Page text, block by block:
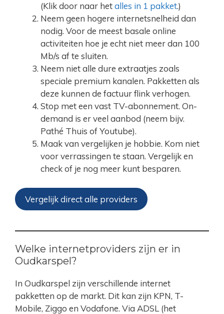
(Klik door naar hetalles in 1 pakket.)
Neem geen hogere internetsnelheid dan
nodig. Voor de meest basale online
activiteiten hoe je echt niet meer dan 100
Mb/s af te sluiten.
Neem niet alle dure extraatjes zoals
speciale premium kanalen. Pakketten als
deze kunnen de factuur flink verhogen.
Stop met een vast TV-abonnement. On-
demand is er veel aanbod (neem bijv.
Pathé Thuis of Youtube).
Maak van vergelijken je hobbie. Kom niet
voor verrassingen te staan. Vergelijk en
check of je nog meer kunt besparen.
Vergelijk direct alle providers
Welke internetproviders zijn er in
Oudkarspel?
In Oudkarspel zijn verschillende internet
pakketten op de markt. Dit kan zijn KPN, T-
Mobile, Ziggo en Vodafone. Via ADSL (het